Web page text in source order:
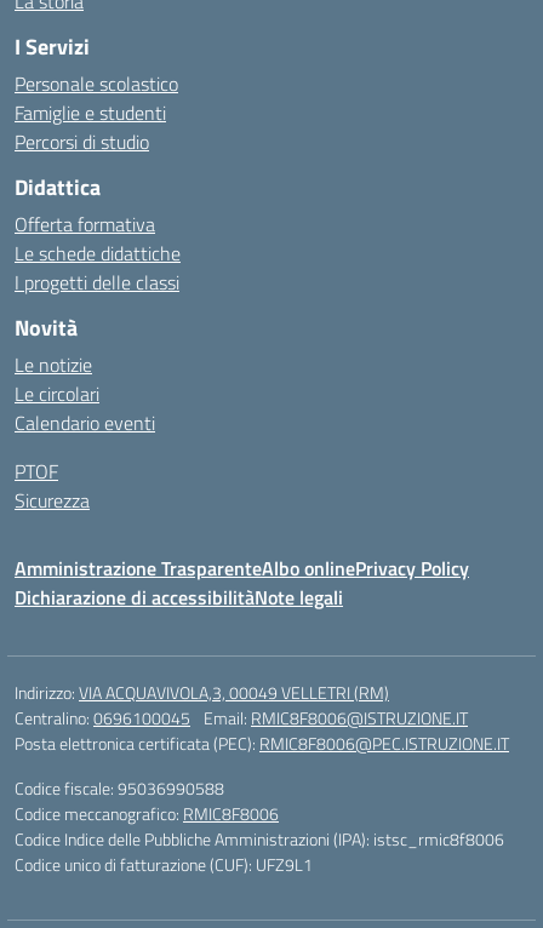
I Servizi
Personale scolastico
Famiglie e studenti
Percorsi di studio
Didattica
Offerta formativa
Le schede didattiche
I progetti delle classi
Novità
Le notizie
Le circolari
Calendario eventi
PTOF
Sicurezza
Amministrazione TrasparenteAlbo onlinePrivacy Policy
Dichiarazione di accessibilitàNote legali
Indirizzo:VIA ACQUAVIVOLA,3, 00049 VELLETRI (RM)
Centralino:0696100045 Email: RMIC8F8006@ISTRUZIONE.IT
Posta elettronica certificata (PEC): RMIC8F8006@PEC.ISTRUZIONE.IT
Codice fiscale: 95036990588
Codice meccanografico: RMIC8F8006
Codice Indice delle Pubbliche Amministrazioni (IPA): istsc_rmic8f8006
Codice unico di fatturazione (CUF): UFZ9L1